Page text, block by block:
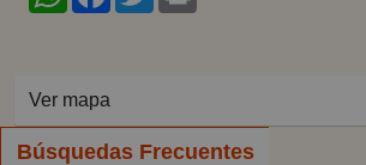
Ver mapa
Búsquedas Frecuentes